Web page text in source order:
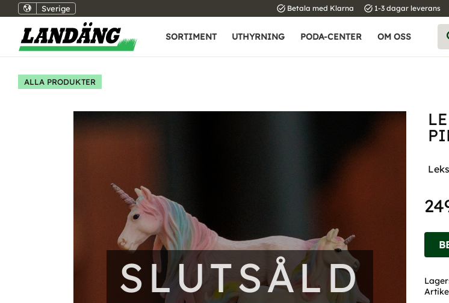
Sverige task_alt Betala med Klarna task_alt 1-3 dagar leverans
SORTIMENT UTHYRNING PODA-CENTER OM OSS
ALLA PRODUKTER
SLUTSÅLD